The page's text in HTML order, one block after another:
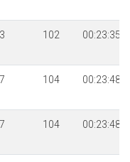
102 00:23:35
104 00:23:48
104 00:23:48